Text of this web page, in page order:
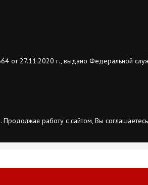
27.11.2020 г., выдано Федеральной
Продолжая работу с сайтом, Вы